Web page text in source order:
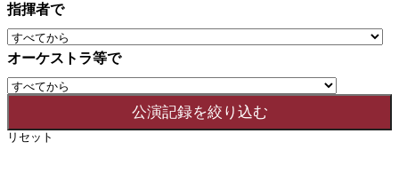
指揮者で
オーケストラ等で
リセット